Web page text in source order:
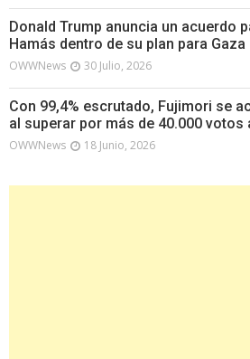
Donald Trump anuncia un acuerdo
Hamás dentro de su plan para Gaza
OWWNews 30 Julio, 2026
Con 99,4% escrutado, Fujimori se
al superar por más de 40.000 votos
OWWNews 18 Junio, 2026